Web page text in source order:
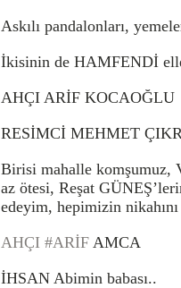
Askılı pandalonları,
İkisinin de HAMFENDİ
AHÇI ARİF KOCAOĞLU
RESİMCİ MEHMET
Birisi mahalle komşumuz,
az ötesi, Reşat
edeyim, hepimizin
AHÇI #ARİFAMCA
İHSAN Abimin babası..